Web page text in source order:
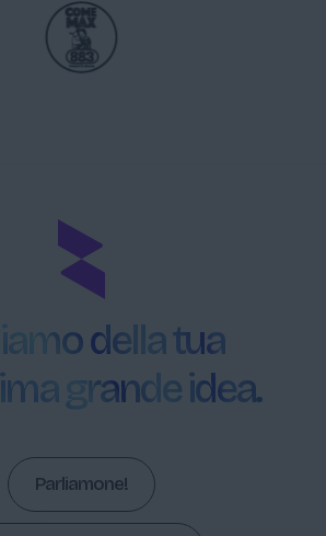
della tua
grande idea.
Parliamone!